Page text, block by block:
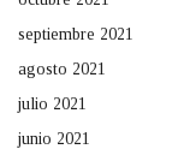
septiembre 2021
agosto 2021
julio 2021
junio 2021